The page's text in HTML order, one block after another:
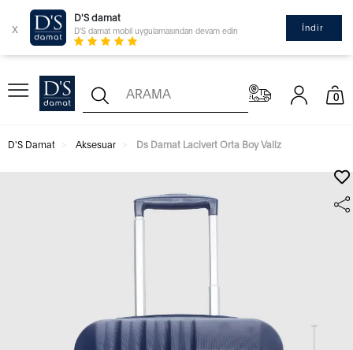
x
D'S damat
D'S damat mobil uygulamasından devam edin İndir
0
D'S Damat Aksesuar Ds Damat Lacivert Orta Boy Valiz